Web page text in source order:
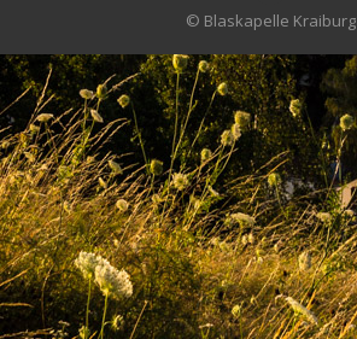
© Blaskapelle Kraiburg